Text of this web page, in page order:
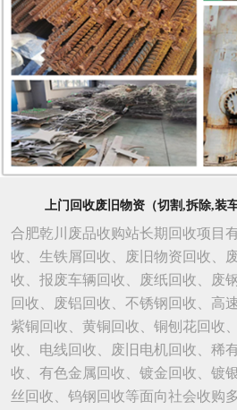
上门回收废旧物资（切割,拆除,装
合肥乾川废品收购站长期回收项目
收、生铁屑回收、废旧物资回收、
收、报废车辆回收、废纸回收、废
回收、废铝回收、不锈钢回收、高
紫铜回收、黄铜回收、铜刨花回收
收、电线回收、废旧电机回收、稀
收、有色金属回收、镀金回收、镀
丝回收、钨钢回收等面向社会收购